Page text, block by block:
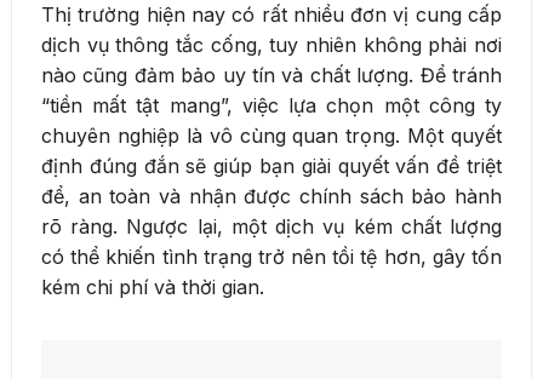
Thị trường hiện nay có rất nhiều đơn vị cung cấp
dịch vụ thông tắc cống, tuy nhiên không phải nơi
nào cũng đảm bảo uy tín và chất lượng. Để tránh
“tiền mất tật mang”, việc lựa chọn một công ty
chuyên nghiệp là vô cùng quan trọng. Một quyết
định đúng đắn sẽ giúp bạn giải quyết vấn đề triệt
để, an toàn và nhận được chính sách bảo hành
rõ ràng. Ngược lại, một dịch vụ kém chất lượng
có thể khiến tình trạng trở nên tồi tệ hơn, gây tốn
kém chi phí và thời gian.